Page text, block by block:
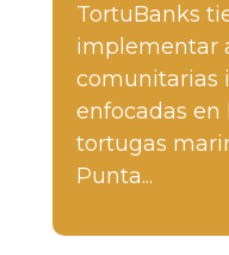
TortuBanks
implementar
comunitarias
enfocadas en
tortugas
Punta...